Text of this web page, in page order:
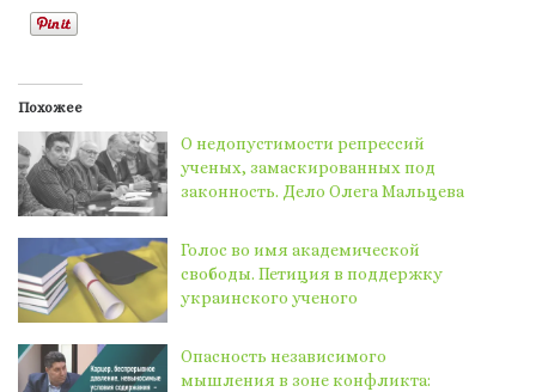
Похожее
О недопустимости репрессий
ученых, замаскированных под
законность. Дело Олега Мальцева
Голос во имя академической
свободы. Петиция в поддержку
украинского ученого
Опасность независимого
мышления в зоне конфликта: